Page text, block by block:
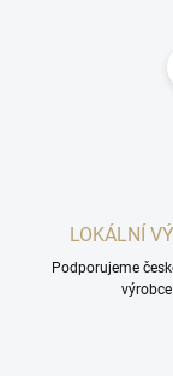
LOKÁLNÍ
Podporujeme
výrobce